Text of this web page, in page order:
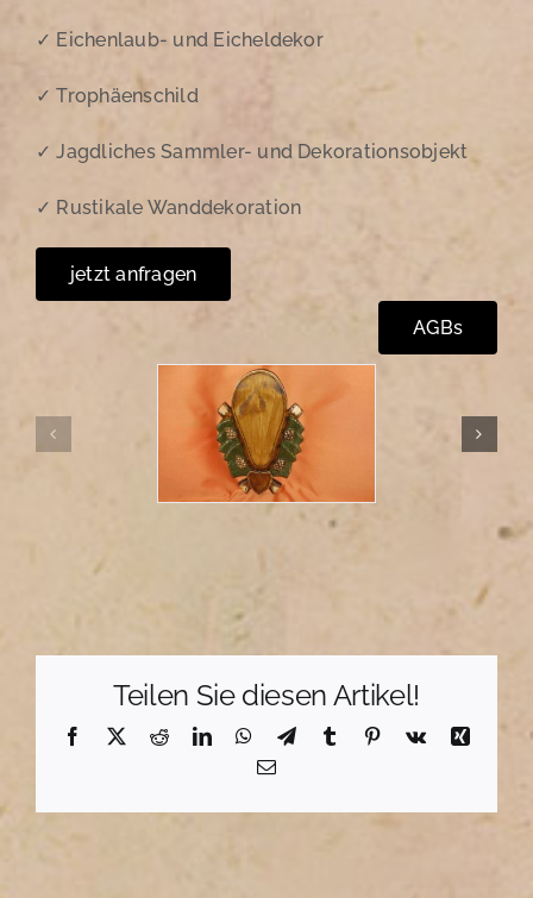
✓ Eichenlaub- und Eicheldekor
✓ Trophäenschild
✓ Jagdliches Sammler- und Dekorationsobjekt
✓ Rustikale Wanddekoration
jetzt anfragen
AGBs
Teilen Sie diesen Artikel!
Facebook
X RedditLinkedInWhatsApp
TelegramTumblr Pinterest
Vk
Xing
E-